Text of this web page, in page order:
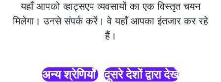
यहाँ आपको व्हाट्सएप व्यवसायों का एक विस्तृत चयन
मिलेगा। उनसे संपर्क करें। वे यहाँ आपका इंतजार कर रहे
हैं।
अन्य श्रेणियाँ दूसरे देशों द्वारा देखें